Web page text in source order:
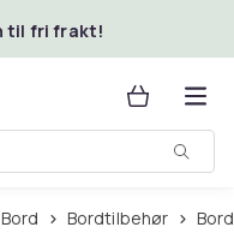
til fri frakt!
Bord Bordtilbehør